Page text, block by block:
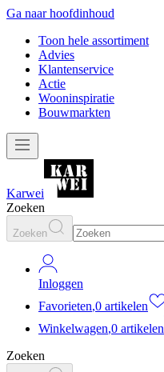
Ga naar hoofdinhoud
Toon hele assortiment
Advies
Klantenservice
Actie
Wooninspiratie
Bouwmarkten
Karwei
Zoeken
Zoeken
Inloggen
Favorieten,0 artikelen
Winkelwagen,0 artikelen
Zoeken